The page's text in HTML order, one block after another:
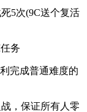
5次(9C送个复活
务
完成普通难度的
，保证所有人零